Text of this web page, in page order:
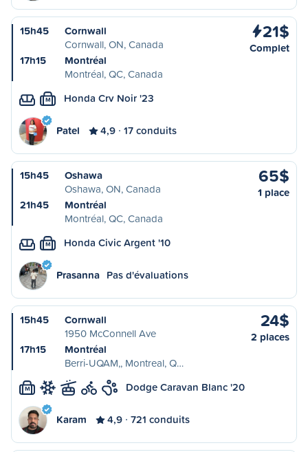
15h45
Cornwall
Cornwall, ON, Canada
17h15
Montréal
Montréal, QC, Canada
21$
Complet
M Honda Crv Noir '23
Patel 4,9 17 conduits
15h45
Oshawa
Oshawa, ON, Canada
21h45
Montréal
Montréal, QC, Canada
65$
1 place
M Honda Civic Argent '10
Prasanna Pas d'évaluations
15h45
Cornwall
1950 McConnell Ave
17h15
Montréal
Berri-UQAM,, Montreal, Q…
24$
2 places
M Dodge Caravan Blanc '20
Karam 4,9 721 conduits